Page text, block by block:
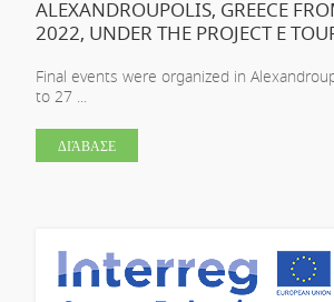
ALEXANDROUPOLIS, GREECE
2022, UNDER THE PROJECT E
Final events were organized in
to 27 ...
ΔΙΆΒΑΣΕ